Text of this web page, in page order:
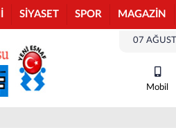
SİYASET SPOR MAGAZİN
07
Mobil